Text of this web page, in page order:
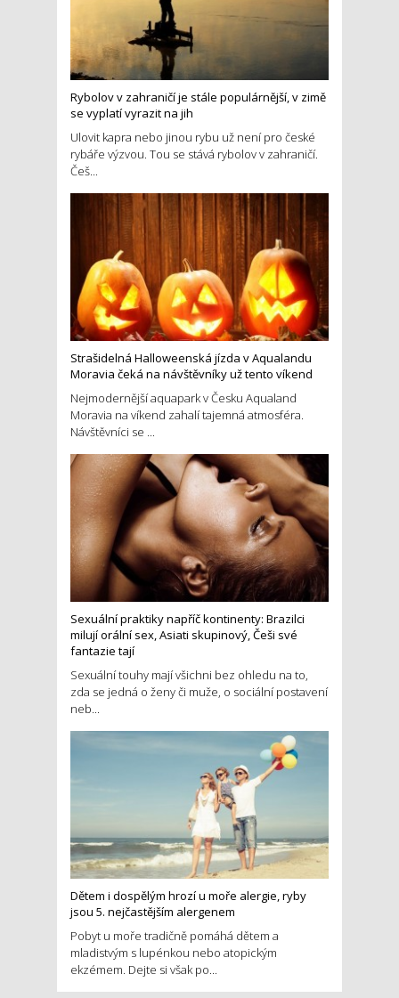
Rybolov v zahraničí je stále populárnější, v zimě
se vyplatí vyrazit na jih
Ulovit kapra nebo jinou rybu už není pro české
rybáře výzvou. Tou se stává rybolov v zahraničí.
Češ...
Strašidelná Halloweenská jízda v Aqualandu
Moravia čeká na návštěvníky už tento víkend
Nejmodernější aquapark v Česku Aqualand
Moravia na víkend zahalí tajemná atmosféra.
Návštěvníci se ...
Sexuální praktiky napříč kontinenty: Brazilci
milují orální sex, Asiati skupinový, Češi své
fantazie tají
Sexuální touhy mají všichni bez ohledu na to,
zda se jedná o ženy či muže, o sociální postavení
neb...
Dětem i dospělým hrozí u moře alergie, ryby
jsou 5. nejčastějším alergenem
Pobyt u moře tradičně pomáhá dětem a
mladistvým s lupénkou nebo atopickým
ekzémem. Dejte si však po...